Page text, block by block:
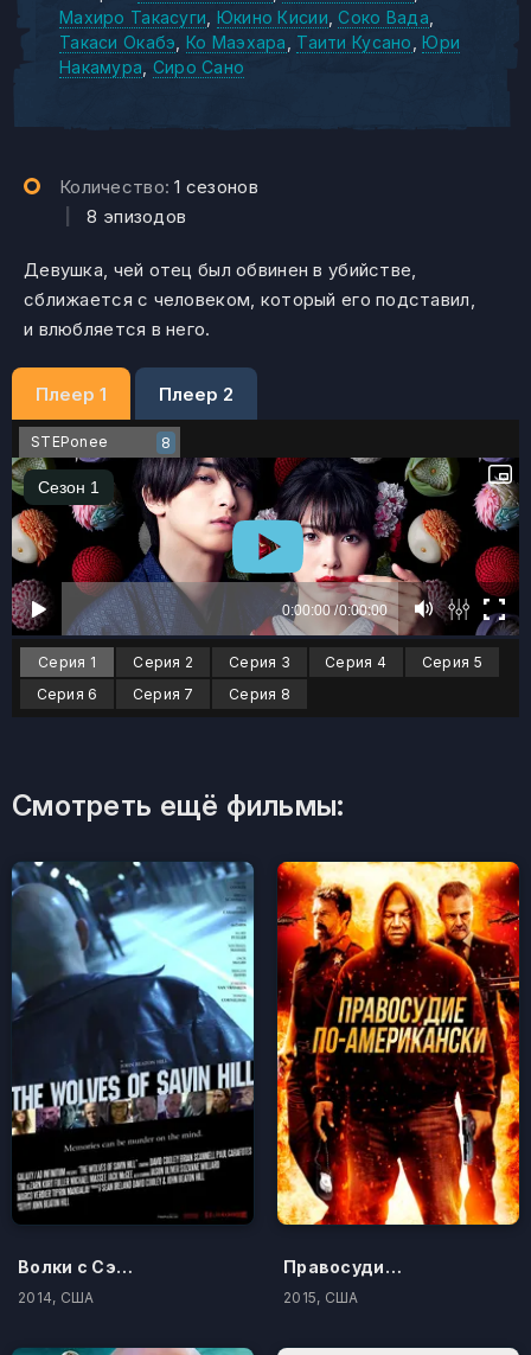
Махиро Такасуги Юкино Кисии Соко Вада
Такаси Окабэ
Ко Маэхара Таити Кусано
Юри
Накамура Сиро Сано
Количество:1 сезонов
|8 эпизодов
Девушка, чей отец был обвинен в убийстве,
сближается с человеком, который его подставил,
и влюбляется в него.
Плеер 1 Плеер 2
STEPonee 8
Серия 1 Серия 2 Серия 3 Серия 4
Серия 5
Серия 6
Серия 7 Серия 8
Смотреть ещё фильмы:
Волки с Сэйвин-Хилл
2014, США
Правосудие по-американски
2015, США